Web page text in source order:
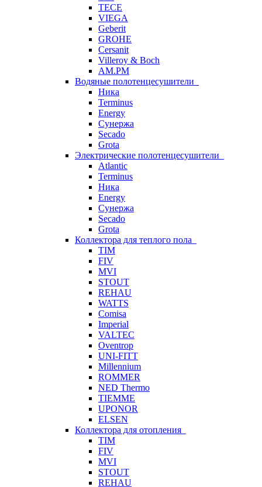
TECE
VIEGA
Geberit
GROHE
Cersanit
Villeroy & Boch
AM.PM
Водяные полотенцесушители
Ника
Terminus
Energy
Сунержа
Secado
Grota
Электрические полотенцесушители
Atlantic
Terminus
Ника
Energy
Сунержа
Secado
Grota
Коллектора для теплого пола
TIM
FIV
MVI
STOUT
REHAU
WATTS
Comisa
Imperial
VALTEC
Oventrop
UNI-FITT
Millennium
ROMMER
NED Thermo
TIEMME
UPONOR
ELSEN
Коллектора для отопления
TIM
FIV
MVI
STOUT
REHAU